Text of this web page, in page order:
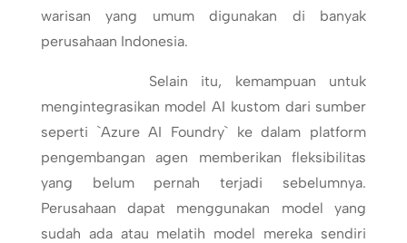
warisan yang umum digunakan di banyak
perusahaan Indonesia.
Selain itu, kemampuan untuk
mengintegrasikan model AI kustom dari sumber
seperti `Azure AI Foundry` ke dalam platform
pengembangan agen memberikan fleksibilitas
yang belum pernah terjadi sebelumnya.
Perusahaan dapat menggunakan model yang
sudah ada atau melatih model mereka sendiri